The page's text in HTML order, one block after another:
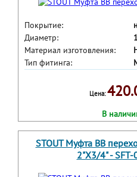
Покрытие:
Диаметр:
Материал изготовления:
Тип фитинга:
Цена:
В
STOUT Муфта ВВ
2"X3/4" -